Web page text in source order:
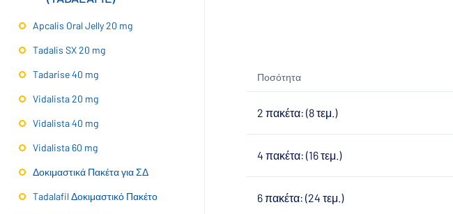
Apcalis Oral Jelly 20 mg
Tadalis SX 20 mg
Tadarise 40 mg
Vidalista 20 mg
Vidalista 40 mg
Vidalista 60 mg
Δοκιμαστικά Πακέτα για ΣΔ
Tadalafil Δοκιμαστικό Πακέτο
Ποσότητα
2 πακέτα: (8 τεμ.)
4 πακέτα: (16 τεμ.)
6 πακέτα: (24 τεμ.)